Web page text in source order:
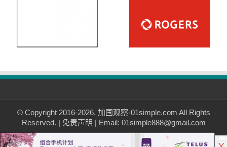
© Copyright 2016-2026, 加国观察-01simple.com All Rights
Reserved. | 免责声明 | Email: 01simple888@gmail.com